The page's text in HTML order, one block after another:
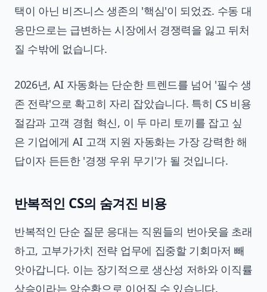
택이 아닌 비즈니스 생존의 '핵심'이 되었죠. 수동 대
응만으로는 급변하는 시장에서 경쟁력을 잃고 뒤처
질 수밖에 없습니다.
2026년, AI 자동화는 단순한 트렌드를 넘어 '필수 생
존 전략'으로 확고히 자리 잡았습니다. 특히 CS 비용
절감과 고객 경험 혁신, 이 두 마리 토끼를 잡고 싶
은 기업에게 AI 고객 지원 자동화는 가장 강력한 해
답이자 든든한 '경쟁 우위 무기'가 될 것입니다.
반복적인 CS의 숨겨진 비용
반복적인 단순 질문 응대는 직원들의 번아웃을 초래
하고, 고부가가치 전략 업무에 집중할 기회마저 빼
앗아갑니다. 이는 장기적으로 생산성 저하와 이직률
상승이라는 악순환으로 이어질 수 있습니다.